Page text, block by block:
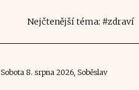
Nejčtenější téma: #zdraví
Sobota 8. srpna 2026, Soběslav